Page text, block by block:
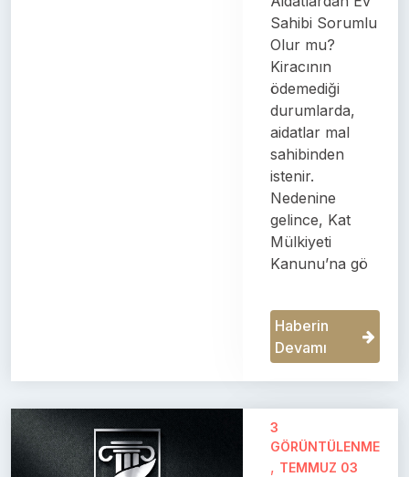
Sahibi Sorumlu
Olur mu?
Kiracının
ödemediği
durumlarda,
aidatlar mal
sahibinden
istenir.
Nedenine
gelince, Kat
Mülkiyeti
Kanunu’na gö
Haberin
Devamı
3
GÖRÜNTÜLENME
, TEMMUZ 03